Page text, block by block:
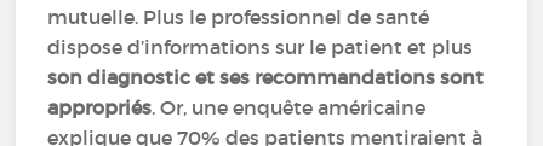
mutuelle. Plus le professionnel de santé
dispose d’informations sur le patient et plus
son diagnostic et ses recommandations sont
appropriés. Or, une enquête américaine
explique que 70% des patients mentiraient à